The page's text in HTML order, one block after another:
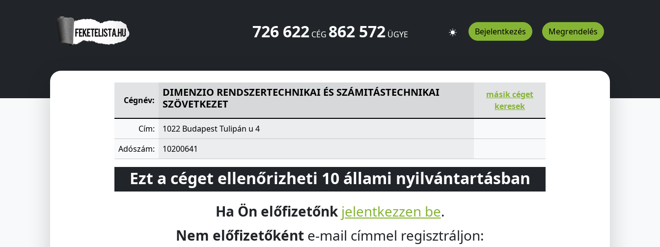
726 622CÉG 862 572ÜGYE Bejelentkezés Megrendelés
DIMENZIO RENDSZERTECHNIKAI ÉS SZÁMITÁSTECHNIKAI SZÖVETKEZET Tulipán u 4 Budapest
Cégnév:
DIMENZIO RENDSZERTECHNIKAI ÉS SZÁMITÁSTECHNIKAI
SZÖVETKEZET
másik céget
keresek
Cím:
1022 Budapest Tulipán u 4
Adószám:
10200641
Ezt a céget ellenőrizheti 10 állami nyilvántartásban
Ha Ön előfizetőnk jelentkezzen be.
Nem előfizetőként e-mail címmel regisztráljon: